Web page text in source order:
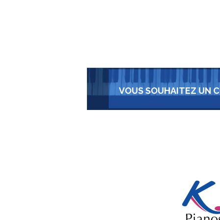
VOUS SOUHAITEZ UN